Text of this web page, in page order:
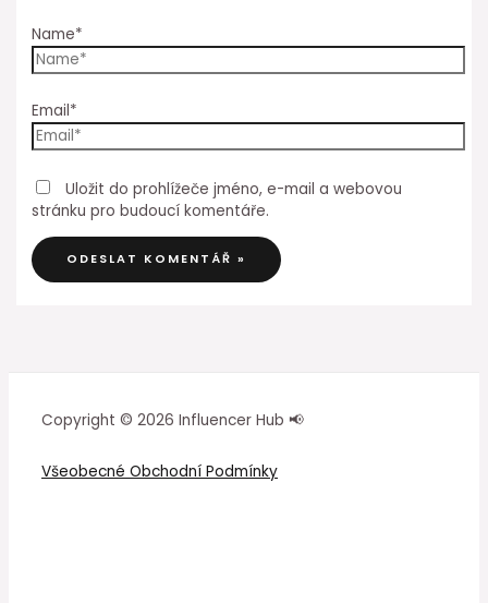
Name*
Email*
Uložit do prohlížeče jméno, e-mail a webovou
stránku pro budoucí komentáře.
Copyright © 2026 Influencer Hub 📢
Všeobecné Obchodní Podmínky